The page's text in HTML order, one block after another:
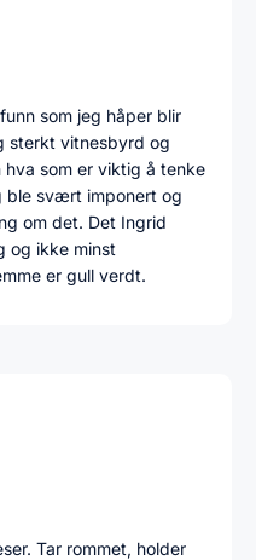
som jeg håper blir
sterkt vitnesbyrd og
som er viktig å tenke
ble svært imponert og
om det. Det Ingrid
og ikke minst
er gull verdt.
Tar rommet, holder